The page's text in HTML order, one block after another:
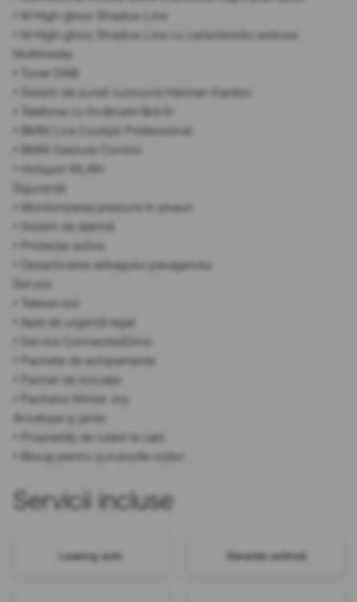
• M High-gloss Shadow Line
• M High-gloss Shadow Line cu caracteristici extinse
Multimedia
• Tuner DAB
• Sistem de sunet surround Harman Kardon
• Telefonie cu încărcare fără fir
• BMW Live Cockpit Professional
• BMW Gesture Control
• Hotspot WLAN
Siguranță
• Monitorizarea presiunii în pneuri
• Sistem de alarmă
• Protecție active
• Dezactivarea airbagului pasagerului
Servicii
• Teleservicii
• Apel de urgență legal
• Servicii ConnectedDrive
• Pachete de echipamente
• Pachet de inovație
• Pachetul Winter Joy
Anvelope și jante
• Proprietăți de rulare la cald
• Blocaj pentru șuruburile roților
Servicii incluse
Leasing auto Garanție extinsă